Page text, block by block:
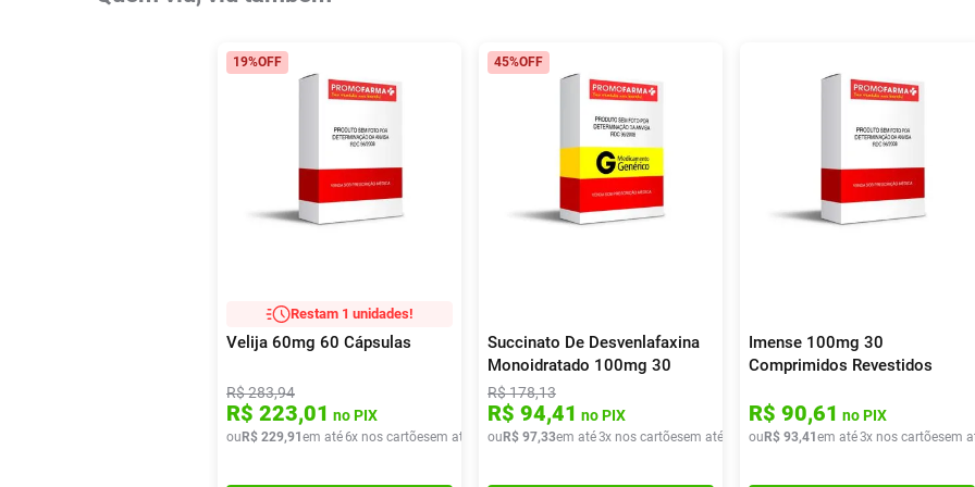
19%OFF
Restam 1 unidades!
Velija 60mg 60 Cápsulas
R$283,94
R$ 223,01 no PIX
ou R$ 229,91 em até6x nos cartõesem até x de R$ 38,31
45%OFF
Succinato De Desvenlafaxina
Monoidratado 100mg 30
Comprimidos Revestidos Ems
R$178,13
R$ 94,41 no PIX
ou R$ 97,33em até3x nos cartõesem até x deR$ 32,44
Imense 100mg 30
Comprimidos Revestidos
R$ 90,61 no PIX
ou R$ 93,41 em até3x nos cartõesem